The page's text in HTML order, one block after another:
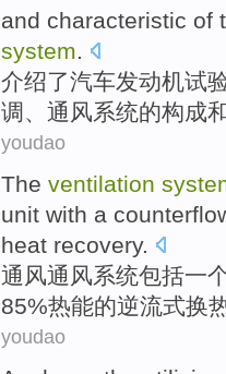
and characteristic of
system.
介绍了汽车发动机试
调 、 通风系统的构成
youdao
The ventilation
unit with a
heat recovery.
通风通风系统包括一
85%热能的逆流式换
youdao